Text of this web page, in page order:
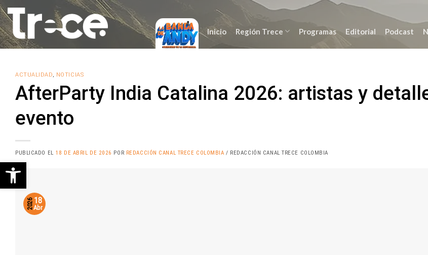
Saltar
al
contenido
Inicio Región Trece Programas Editorial Podcast
ACTUALIDAD, NOTICIAS
AfterParty India Catalina 2026: artistas y
evento
PUBLICADO EL 18 DE ABRIL DE 2026 POR REDACCIÓN CANAL TRECE COLOMBIA / REDACCIÓN CANAL TRECE COLOMBIA
18
Abr
2026
Abrir barra de herramientas